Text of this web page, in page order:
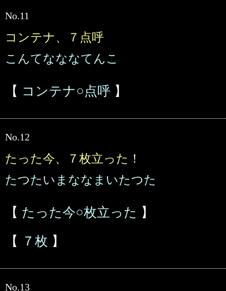
No.11
コンテナ、７点呼
こんてなななてんこ
【 コンテナ○点呼 】
No.12
たった今、７枚立った！
たつたいまななまいたつた
【 たった今○枚立った 】
【
７枚 】
No.13